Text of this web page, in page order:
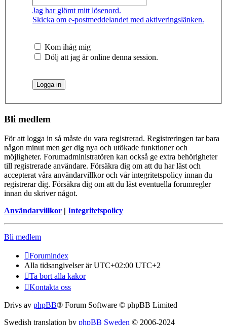
Jag har glömt mitt lösenord.
Skicka om e-postmeddelandet med aktiveringslänken.
Kom ihåg mig
Dölj att jag är online denna session.
Bli medlem
För att logga in så måste du vara registrerad. Registreringen tar bara
någon minut men ger dig nya och utökade funktioner och
möjligheter. Forumadministratören kan också ge extra behörigheter
till registrerade användare. Försäkra dig om att du har läst och
accepterat våra användarvillkor och vår integritetspolicy innan du
registrerar dig. Försäkra dig om att du läst eventuella forumregler
innan du skriver något.
Användarvillkor | Integritetspolicy
Bli medlem
Forumindex
Alla tidsangivelser är UTC+02:00 UTC+2
Ta bort alla kakor
Kontakta oss
Drivs av phpBB® Forum Software © phpBB Limited
Swedish translation by phpBB Sweden © 2006-2024